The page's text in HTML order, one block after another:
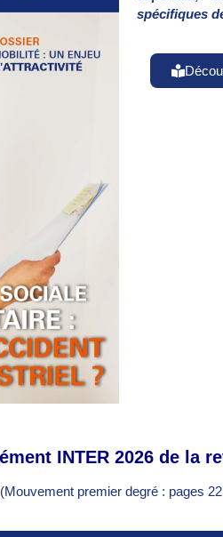
spécifiques
INTER 2026 de la
(Mouvement premier degré : pages